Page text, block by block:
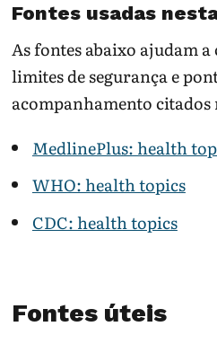
Fontes usadas
As fontes abaixo ajudam
limites de segurança e
acompanhamento
MedlinePlus: health
WHO: health topics
CDC: health topics
Fontes úteis